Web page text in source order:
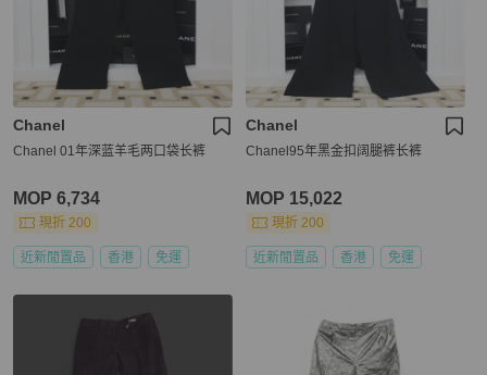
Chanel
Chanel 01年深蓝羊毛两口袋长裤
MOP 6,734
現折 200
近新閒置品 香港 免運
Chanel
Chanel95年黑金扣阔腿裤长裤
MOP 15,022
現折 200
近新閒置品 香港 免運